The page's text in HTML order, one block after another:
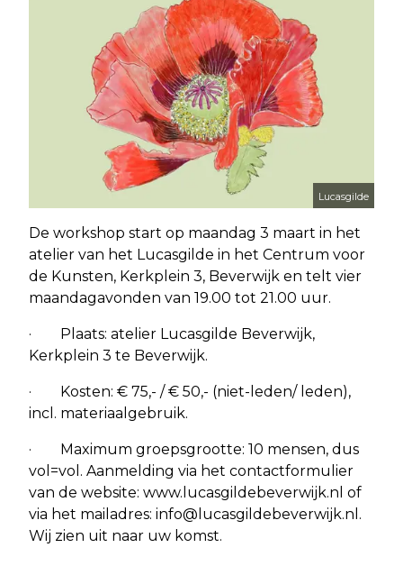
Lucasgilde
De workshop start op maandag 3 maart in het
atelier van het Lucasgilde in het Centrum voor
de Kunsten, Kerkplein 3, Beverwijk en telt vier
maandagavonden van 19.00 tot 21.00 uur.
· Plaats: atelier Lucasgilde Beverwijk,
Kerkplein 3 te Beverwijk.
· Kosten: € 75,- / € 50,- (niet-leden/ leden),
incl. materiaalgebruik.
· Maximum groepsgrootte: 10 mensen, dus
vol=vol. Aanmelding via het contactformulier
van de website: www.lucasgildebeverwijk.nl of
via het mailadres: info@lucasgildebeverwijk.nl .
Wij zien uit naar uw komst.